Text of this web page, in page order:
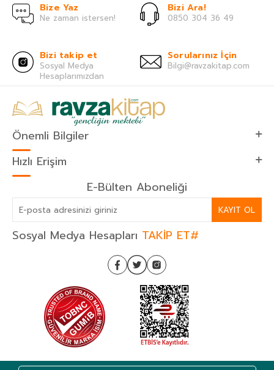
Bize Yaz
Ne zaman istersen!
Bizi Ara!
0850 304 36 49
Bizi takip et
Sosyal Medya
Hesaplarımızdan
Sorularınız İçin
Bilgi@ravzakitap.com
Önemli Bilgiler
Hızlı Erişim
E-Bülten Aboneliği
KAYIT OL
Sosyal Medya Hesapları TAKİP ET#